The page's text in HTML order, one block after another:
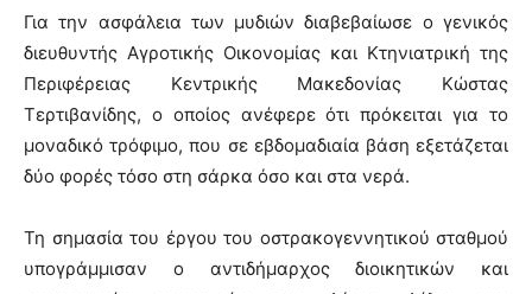
Για την ασφάλεια των μυδιών διαβεβαίωσε ο γενικός
διευθυντής Αγροτικής Οικονομίας και Κτηνιατρική της
Περιφέρειας Κεντρικής Μακεδονίας Κώστας
Τερτιβανίδης, ο οποίος ανέφερε ότι πρόκειται για το
μοναδικό τρόφιμο, που σε εβδομαδιαία βάση εξετάζεται
δύο φορές τόσο στη σάρκα όσο και στα νερά.
Τη σημασία του έργου του οστρακογεννητικού σταθμού
υπογράμμισαν ο αντιδήμαρχος διοικητικών και